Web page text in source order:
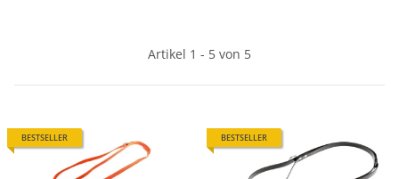
Artikel 1 - 5 von 5
BESTSELLER BESTSELLER